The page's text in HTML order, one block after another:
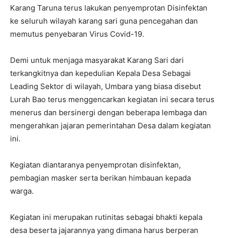
Karang Taruna terus lakukan penyemprotan Disinfektan
ke seluruh wilayah karang sari guna pencegahan dan
memutus penyebaran Virus Covid-19.
Demi untuk menjaga masyarakat Karang Sari dari
terkangkitnya dan kepedulian Kepala Desa Sebagai
Leading Sektor di wilayah, Umbara yang biasa disebut
Lurah Bao terus menggencarkan kegiatan ini secara terus
menerus dan bersinergi dengan beberapa lembaga dan
mengerahkan jajaran pemerintahan Desa dalam kegiatan
ini.
Kegiatan diantaranya penyemprotan disinfektan,
pembagian masker serta berikan himbauan kepada
warga.
Kegiatan ini merupakan rutinitas sebagai bhakti kepala
desa beserta jajarannya yang dimana harus berperan